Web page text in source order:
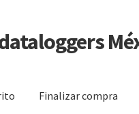
Finalizar compra